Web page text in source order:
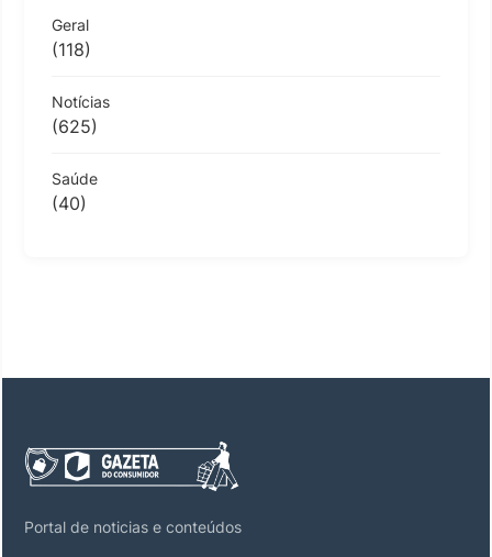
Geral
(118)
Notícias
(625)
Saúde
(40)
Portal de noticias e conteúdos